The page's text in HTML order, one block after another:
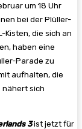
um 18 Uhr
bei der Plüller-
Kisten, die sich an
haben eine
Parade zu
aufhalten, die
nähert sich
3ist jetzt für